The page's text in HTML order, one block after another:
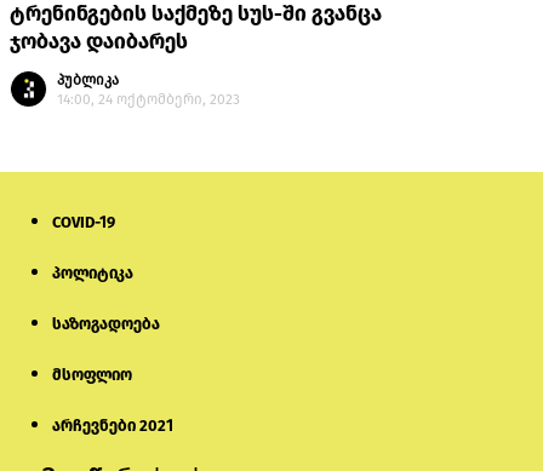
ტრენინგების საქმეზე სუს-ში გვანცა
ჯობავა დაიბარეს
პუბლიკა
14:00, 24 ოქტომბერი, 2023
COVID-19
პოლიტიკა
საზოგადოება
მსოფლიო
არჩევნები 2021